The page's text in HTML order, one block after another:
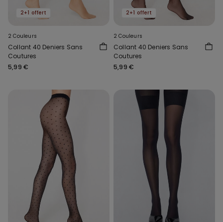
2+1 offert
2 Couleurs
Collant 40 Deniers Sans
Coutures
5,99 €
2+1 offert
2 Couleurs
Collant 40 Deniers Sans
Coutures
5,99 €